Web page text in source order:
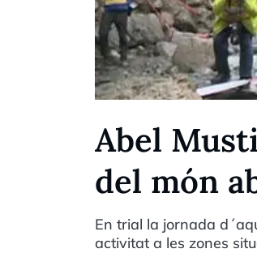
Abel
del món
En trial la jornada
activitat a les zones